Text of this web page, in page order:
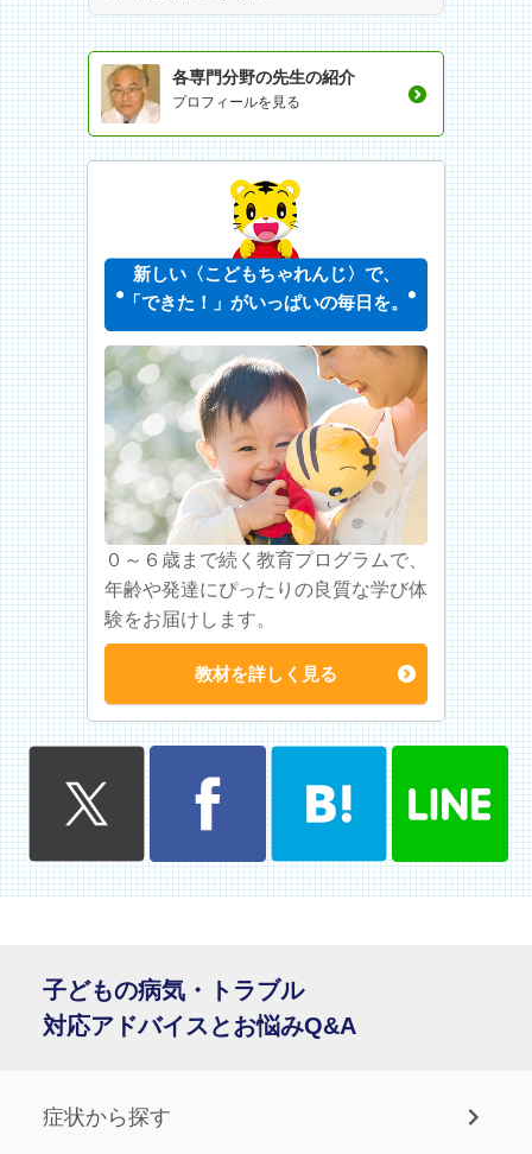
各専門分野の先生の紹介
プロフィールを見る
新しい〈こどもちゃれんじ〉で、
「できた！」がいっぱいの毎日を。
０～６歳まで続く教育プログラムで、
年齢や発達にぴったりの良質な学び体
験をお届けします。
教材を詳しく見る
子どもの病気・トラブル
対応アドバイスとお悩みQ&A
症状から探す